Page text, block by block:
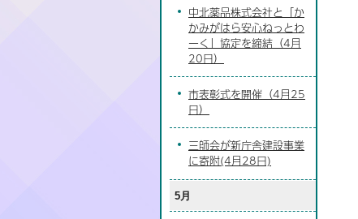
中北薬品株式会社と「か
かみがはら安心ねっとわ
ーく」協定を締結（4月
20日）
市表彰式を開催（4月25
日）
三師会が新庁舎建設事業
に寄附(4月28日)
5月